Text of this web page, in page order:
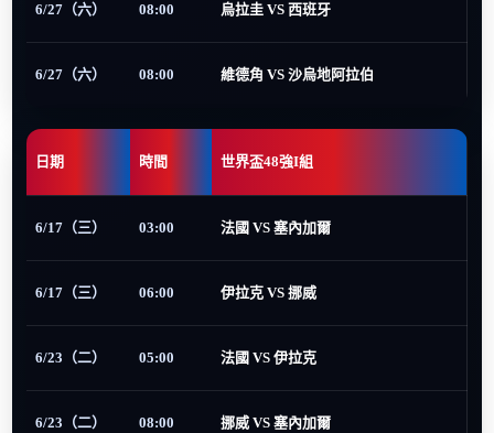
6/27（六） 08:00 烏拉圭 VS 西班牙
6/27（六） 08:00 維德角 VS 沙烏地阿拉伯
日期 時間 世界盃48強I組
6/17（三） 03:00 法國 VS 塞內加爾
6/17（三） 06:00 伊拉克 VS 挪威
6/23（二） 05:00 法國 VS 伊拉克
6/23（二） 08:00 挪威 VS 塞內加爾